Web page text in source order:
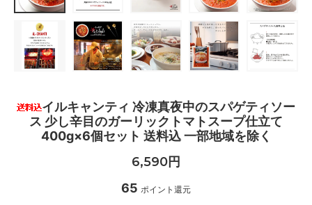
イルキャンティ 冷凍真夜中のスパゲティソー
ス 少し辛目のガーリックトマトスープ仕立て
400g×6個セット 送料込 一部地域を除く
6,590円
65 ポイント還元